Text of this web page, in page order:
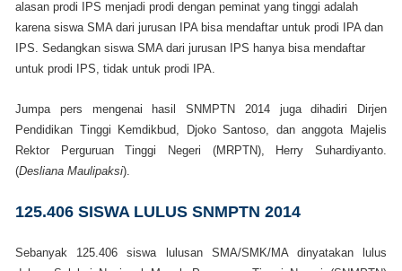
alasan prodi IPS menjadi prodi dengan peminat yang tinggi adalah
karena siswa SMA dari jurusan IPA bisa mendaftar untuk prodi IPA dan
IPS. Sedangkan siswa SMA dari jurusan IPS hanya bisa mendaftar
untuk prodi IPS, tidak untuk prodi IPA.
Jumpa pers mengenai hasil SNMPTN 2014 juga dihadiri Dirjen
Pendidikan Tinggi Kemdikbud, Djoko Santoso, dan anggota Majelis
Rektor Perguruan Tinggi Negeri (MRPTN), Herry Suhardiyanto.
(Desliana Maulipaksi).
125.406 SISWA LULUS SNMPTN 2014
Sebanyak 125.406 siswa lulusan SMA/SMK/MA dinyatakan lulus